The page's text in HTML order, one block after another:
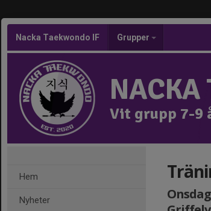
Nacka Taekwondo IF Grupper
NACKA
Vit grupp 7-9
Hem
Nyheter
Onsdag